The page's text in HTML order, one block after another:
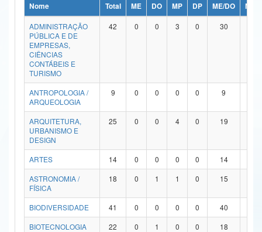
Ministério da Ciência, Tecnologia, Inovações e Comunicações
Ministério do Meio Ambiente
Ministério do Turismo
Ministério do Desenvolvimento Regional
Controladoria-Geral da União
Ministério da Mulher, da Família e dos Direitos Humanos
Secretaria de Governo
Advocacia-Geral da União
Nome Total ME DO MP DP ME/DO
MP/
ADMINISTRAÇÃO
PÚBLICA E DE
EMPRESAS,
CIÊNCIAS
CONTÁBEIS E
TURISMO
42 0 0 3 0 30
ANTROPOLOGIA /
ARQUEOLOGIA
9 0 0 0 0 9
ARQUITETURA,
URBANISMO E
DESIGN
25 0 0 4 0 19
ARTES 14 0 0 0 0 14
ASTRONOMIA /
FÍSICA
18 0 1 1 0 15
BIODIVERSIDADE 41 0 0 0 0 40
BIOTECNOLOGIA
22 0 1 0 0 18